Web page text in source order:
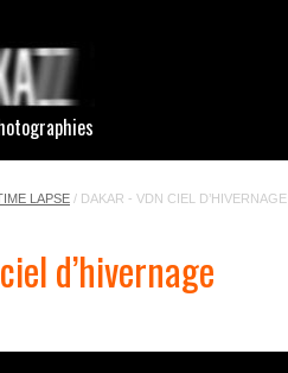
LAPSE / DAKAR - VDN CIEL D’HIVERNAGE
d’hivernage